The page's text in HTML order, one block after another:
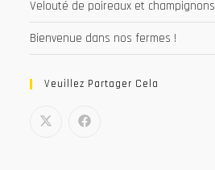
nouvel
onglet
Velouté de poireaux et champignons
Bienvenue dans nos fermes !
Veuillez Partager Cela